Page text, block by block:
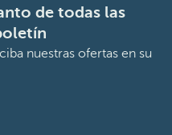
de todas las
nuestras ofertas en su